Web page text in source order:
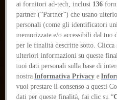
Home
Tags
#frankgehry
#frankgehry
People
ai fornitori ad-tech, inclusi 136
partner (“Partner”) che usano
personali (come gli identificatori
memorizzate e/o accessibili dal tuo
per le finalità descritte sotto. Clicca
ulteriori informazioni su queste
tuoi dati personali sulla base di
nostraInformativa Privacy e
vuoi prestare il consenso a questi
dati per queste finalità, fai clic su “